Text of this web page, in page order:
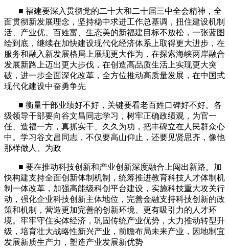
■ 福建要深入贯彻党的二十大和二十届三中全会精神，全
面贯彻新发展理念，坚持稳中求进工作总基调，扭住建设机制
活、产业优、百姓富、生态美的新福建目标不放松，一张蓝图
绘到底，继续在加快建设现代化经济体系上取得更大进步，在
服务和融入新发展格局上展现更大作为，在探索海峡两岸融合
发展新路上迈出更大步伐，在创造高品质生活上实现更大突
破，进一步全面深化改革，全方位推动高质量发展，在中国式
现代化建设中奋勇争先
■ 衡量干部业绩好不好，关键要看老百姓口碑好不好。各
级领导干部要向谷文昌同志学习，树牢正确政绩观，为官一
任、造福一方，真抓实干、久久为功，把丰碑立在人民群众心
中。学习谷文昌同志，不仅要高山仰止，还要见贤思齐，像他
那样做人、为政
■ 要在推动科技创新和产业创新深度融合上闯出新路。加
快构建支持全面创新体制机制，统筹推进教育科技人才体制机
制一体改革，加强高能级科创平台建设，实施科技重大攻关行
动，强化企业科技创新主体地位，完善金融支持科技创新的政
策和机制，营造更加完善的创新环境、更有吸引力的人才环
境。牢牢守住实体经济，巩固传统产业优势，大力推动转型升
级，培育壮大战略性新兴产业，前瞻布局未来产业，因地制宜
发展新质生产力，塑造产业发展新优势